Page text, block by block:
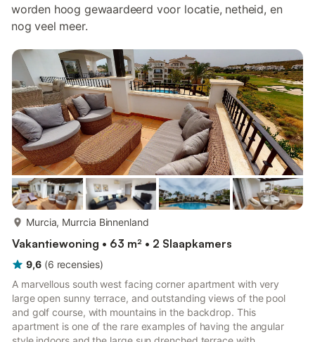
worden hoog gewaardeerd voor locatie, netheid, en
nog veel meer.
Murcia, Murrcia Binnenland
Vakantiewoning • 63 m² • 2 Slaapkamers
9,6 (6 recensies)
A marvellous south west facing corner apartment with very
large open sunny terrace, and outstanding views of the pool
and golf course, with mountains in the backdrop. This
apartment is one of the rare examples of having the angular